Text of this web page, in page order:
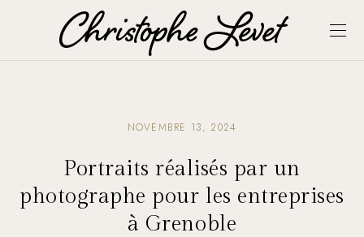
NOVEMBRE 13, 2024
Portraits réalisés par un
photographe pour les entreprises
à Grenoble